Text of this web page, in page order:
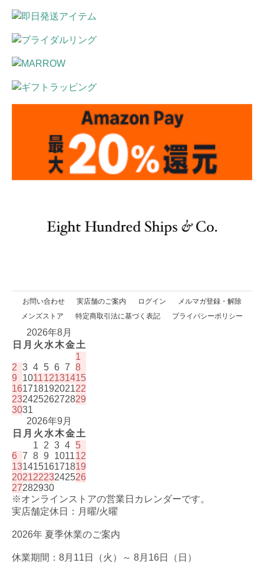
お問い合わせ 実店舗のご案内 ログイン
メルマガ登録・解除
メンズストア
特定商取引法に基づく表記 プライバシーポリシー
2026年8月
日 月 火 水木金土
1
2 3 4 5 6 7 8
9
101112131415
16171819202122
23242526272829
3031
2026年9月
日 月 火 水木金土
1
2 3 4 5
6 7 8 9 101112
13141516171819
20212223242526
27282930
※オンラインストアの営業日カレンダーです。
実店舗定休日：月曜/火曜
2026年 夏季休業のご案内
休業期間：8月11日（火）～ 8月16日（日）